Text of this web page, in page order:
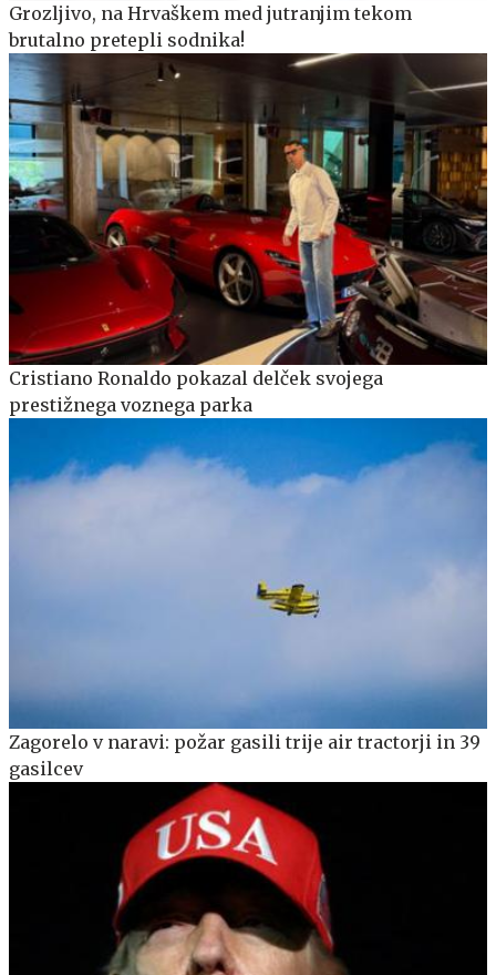
Grozljivo, na Hrvaškem med jutranjim tekom
brutalno pretepli sodnika!
Cristiano Ronaldo pokazal delček svojega
prestižnega voznega parka
Zagorelo v naravi: požar gasili trije air tractorji in 39
gasilcev